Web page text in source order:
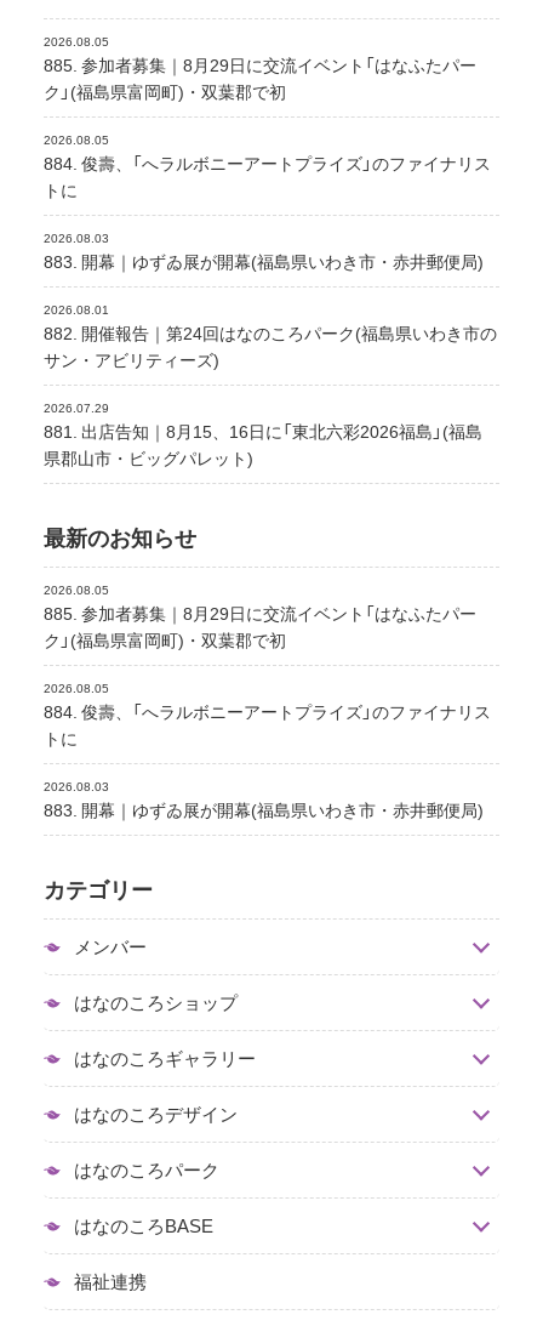
2026.08.05
885. 参加者募集｜8月29日に交流イベント「はなふたパー
ク」(福島県富岡町)・双葉郡で初
2026.08.05
884. 俊壽、「へラルボニーアートプライズ」のファイナリス
トに
2026.08.03
883. 開幕｜ゆずゐ展が開幕(福島県いわき市・赤井郵便局)
2026.08.01
882. 開催報告｜第24回はなのころパーク(福島県いわき市の
サン・アビリティーズ)
2026.07.29
881. 出店告知｜8月15、16日に「東北六彩2026福島」(福島
県郡山市・ビッグパレット)
最新のお知らせ
2026.08.05
885. 参加者募集｜8月29日に交流イベント「はなふたパー
ク」(福島県富岡町)・双葉郡で初
2026.08.05
884. 俊壽、「へラルボニーアートプライズ」のファイナリス
トに
2026.08.03
883. 開幕｜ゆずゐ展が開幕(福島県いわき市・赤井郵便局)
カテゴリー
メンバー
はなのころショップ
はなのころギャラリー
はなのころデザイン
はなのころパーク
はなのころBASE
福祉連携